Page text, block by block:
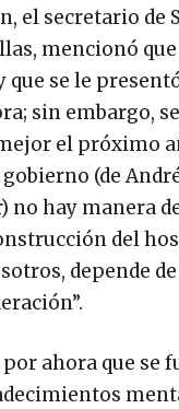
el secretario de
mencionó
que se le
sin embargo,
el próximo
(de
no hay manera
del
depende
ahora que se